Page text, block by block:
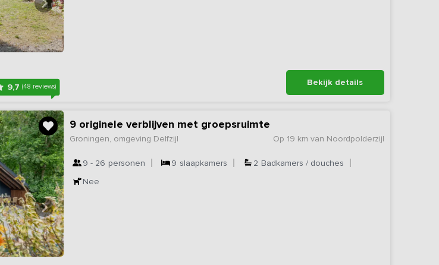
9,7(48 reviews) Bekijk details
9 originele verblijven met groepsruimte
Op 19 km van Noordpolderzijl
Groningen, omgeving Delfzijl
9 - 26 personen 9 slaapkamers 2 Badkamers / douches
Nee